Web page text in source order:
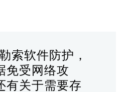
索软件防护，
免受网络攻
有关于需要存